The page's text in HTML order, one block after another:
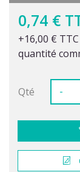
0,74 €
+16,00 €
quantité
Qté -